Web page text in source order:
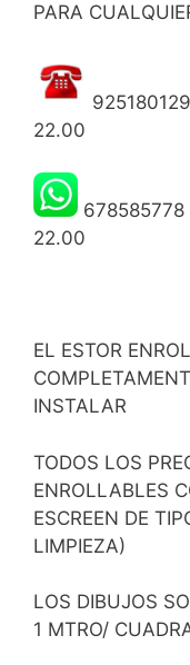
PARA
22.00
678585778
22.00
EL ESTOR
INSTALAR
TODOS LOS
ENROLLABLES
ESCREEN DE
LIMPIEZA)
LOS DIBUJOS
1 MTRO/